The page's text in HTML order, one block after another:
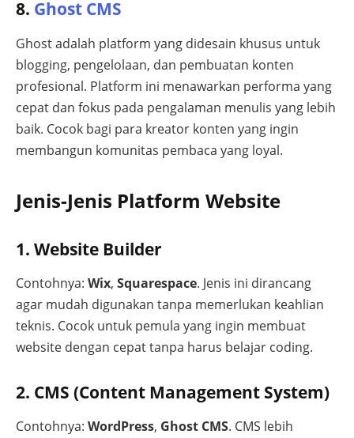
8. Ghost CMS
Ghost adalah platform yang didesain khusus untuk
blogging, pengelolaan, dan pembuatan konten
profesional. Platform ini menawarkan performa yang
cepat dan fokus pada pengalaman menulis yang lebih
baik. Cocok bagi para kreator konten yang ingin
membangun komunitas pembaca yang loyal.
Jenis-Jenis Platform Website
1. Website Builder
Contohnya: Wix, Squarespace. Jenis ini dirancang
agar mudah digunakan tanpa memerlukan keahlian
teknis. Cocok untuk pemula yang ingin membuat
website dengan cepat tanpa harus belajar coding.
2. CMS (Content Management System)
Contohnya: WordPress, Ghost CMS. CMS lebih